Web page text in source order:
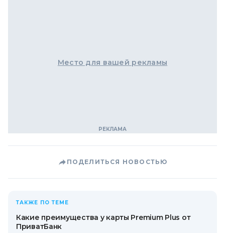
Место для вашей рекламы
ПОДЕЛИТЬСЯ НОВОСТЬЮ
ТАКЖЕ ПО ТЕМЕ
Какие преимущества у карты Premium Plus от
ПриватБанк